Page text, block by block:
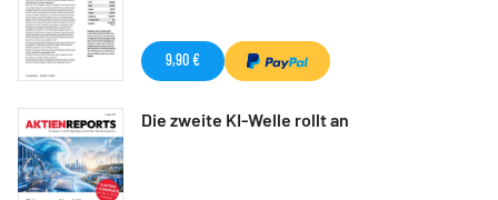
9,90 €
Die zweite KI-Welle rollt an